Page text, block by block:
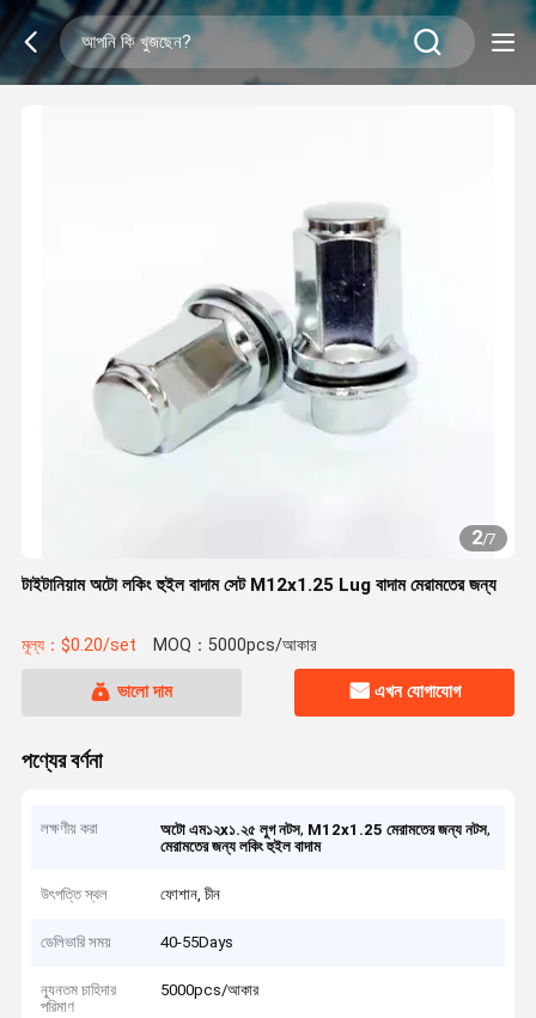
2/7
টাইটানিয়াম অটো লকিং হুইল বাদাম সেট M12x1.25 Lug বাদাম মেরামতের জন্য
মূল্য：$0.20/set MOQ：5000pcs/আকার
ভালো দাম এখন যোগাযোগ
পণ্যের বর্ণনা
লক্ষণীয় করা অটো এম১২x১.২৫ লুগ নটস, M12x1.25 মেরামতের জন্য নটস,
মেরামতের জন্য লকিং হুইল বাদাম
উৎপত্তি স্থল ফোশান, চীন
ডেলিভারি সময় 40-55Days
ন্যূনতম চাহিদার
পরিমাণ
5000pcs/আকার